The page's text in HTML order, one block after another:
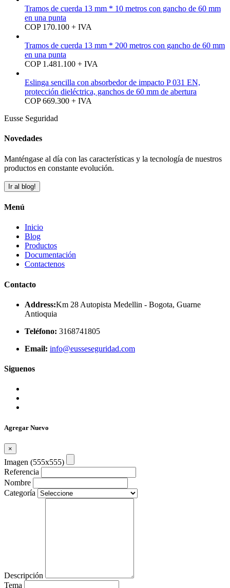
Tramos de cuerda 13 mm * 10 metros con gancho de 60 mm
en una punta
COP 170.100 + IVA
Tramos de cuerda 13 mm * 200 metros con gancho de 60 mm
en una punta
COP 1.481.100 + IVA
Eslinga sencilla con absorbedor de impacto P 031 EN,
protección dieléctrica, ganchos de 60 mm de abertura
COP 669.300 + IVA
Eusse Seguridad
Novedades
Manténgase al día con las características y la tecnología de nuestros
productos en constante evolución.
Ir al blog!
Menú
Inicio
Blog
Productos
Documentación
Contactenos
Contacto
Address:Km 28 Autopista Medellin - Bogota, Guarne
Antioquia
Teléfono: 3168741805
Email: info@eusseseguridad.com
Siguenos
Agregar Nuevo
×
Imagen (555x555)
Referencia
Nombre
Categoría
Descripción
Tema